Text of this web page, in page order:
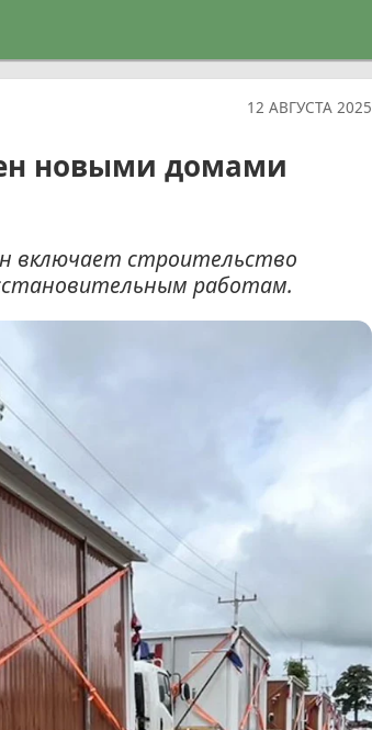
12 АВГУСТА 2025
новыми домами
включает строительство
работам.